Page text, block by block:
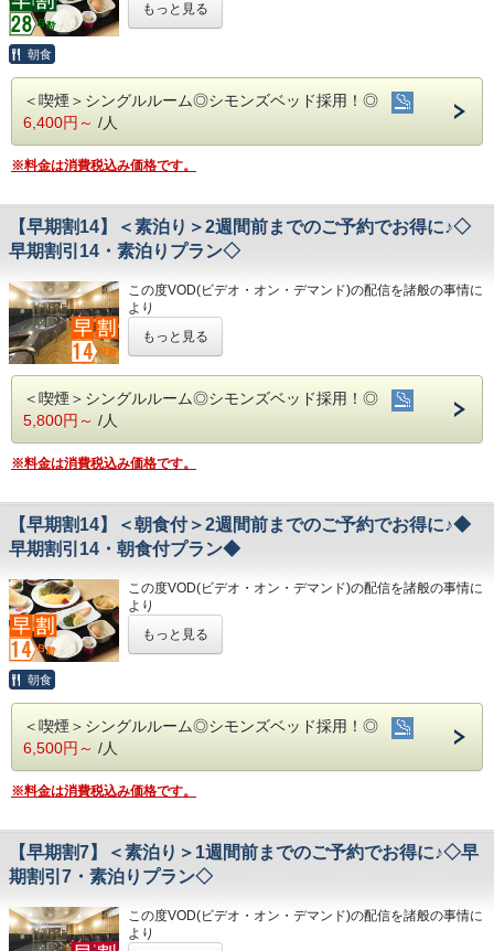
◇周辺観光◇
・繁華街…徒歩約15分/はりまや橋…徒歩約10分
・お遍路(四国八十八ヶ所)
第33番札所 雪蹊寺…車で約20分
◇駐車場◇
・大型トラックやバスも駐車可能な専用平置き駐車場台37
※大型車をご利用の場合は必ずご連絡ください
※駐車場は先着順になります
※満車の場合はホテル近くのコインパーキングをご案内いた
◇その他サービス◇
・コインランドリー、乾燥機設置
・VOD(ビデオオンデマンド)設置(500円/泊)
・各種無料貸出グッズ
・レンタルサイクル
◇アクセス◇
・高知IC…車で約10分
・高知龍馬空港…車で約25分
◇周辺観光◇
・高知城、高知城歴史博物館、ひろめ市場、日曜市…徒歩約
・繁華街…徒歩約15分/はりまや橋…徒歩約10分
・お遍路(四国八十八ヶ所)
第31番札所 竹林寺…車で約20分
第33番札所 雪蹊寺…車で約20分
⑤ホテルに隣接した平置き駐車場!大型車やバスも駐車可能
旅の疲れを癒して下さい。男湯にはサウナも完備♪
営業時間
◇駐車場◇
・大型トラックやバスも駐車可能な専用平置き駐車場37台
完備。
(700円/泊 ※車輌の大きさによって料金が異なります)
※大型車をご利用の場合は必ずご連絡ください
※駐車場は先着順になります
※満車の場合はホテル近くのコインパーキングをご案内いた
◇その他サービス◇
・コインランドリー、乾燥機設置
・VOD(ビデオオンデマンド)設置(500円/泊)
・各種無料貸出グッズ
◇アクセス◇
・高知IC…車で約10分
・高知龍馬空港…車で約25分
◇周辺観光◇
・高知城、高知城歴史博物館、ひろめ市場、日曜市…徒歩約
・お遍路(四国八十八ヶ所)
第30番札所 善楽寺…車で約15分
りました。
今までご愛顧いただき、誠にありがとうございました。
★こちらは朝食付きのプランとなります★
★港屋自慢の朝定食を食べて朝から元気にご出発ください★
①心のこもったアットホームなお客さま対応
②JR高知駅から徒歩5分の好立地!
③良質の睡眠をご提供!シモンズ社製ベッドを全洋室に採用
④広々とした男女大浴場!深夜は1時まで朝は6時00分から入
男湯にはサウナも!
⑤ホテルに隣接した平置き駐車場!大型車やバスも駐車可能
港屋の朝食は日替わりメニュー！
どちらもバランスの良い定食スタイルの朝食です！
お米は高知のブランド米を使用しており、なんとお替り自由
◇お風呂◇
広々とした大浴場は一日の疲れが癒やされると好評です!
旅の疲れを癒して下さい。男湯にはサウナも完備♪
営業時間
・男女大浴場/15:00～25:00/6:00～9:00
・男性用サウナ/15:00～24:00
◇駐車場◇
(700円/泊 ※車輌の大きさによって料金が異なります)
※大型車をご利用の場合は必ずご連絡ください
※駐車場は先着順になります
します
・全館無料Wi-Fi対応
・コインランドリー、乾燥機設置
・VOD(ビデオオンデマンド)設置(500円/泊)
・各種無料貸出グッズ
・24時間フロント対応
もっと見る
朝食
＜喫煙＞シングルルーム◎シモンズベッド採用！◎
6,400円～ /人
※料金は消費税込み価格です。
【早期割14】＜素泊り＞2週間前までのご予約でお得に♪◇
早期割引14・素泊りプラン◇
この度VOD(ビデオ・オン・デマンド)の配信を諸般の事情に
より
りました。
今までご愛顧いただき、誠にありがとうございました。
何卒ご理解を賜りますようお願い申し上げます。
☆港屋自慢のサービス・ベッド・大浴場でおくつろぎくださ
い☆
★☆ひと目で分かる！ホテル港屋の５つの特徴☆★
①心のこもったアットホームなお客さま対応
③良質の睡眠をご提供!シモンズ社製ベッドを全洋室に採用
④広々とした男女大浴場!深夜は1時まで朝は6時00分から入
男湯にはサウナも!
こちらのプランには朝食は付いておりません。
広々とした大浴場は一日の疲れが癒やされると好評です!
旅の疲れを癒して下さい。男湯にはサウナも完備♪
・男性用サウナ/15:00～24:00
◇駐車場◇
・大型トラックやバスも駐車可能な専用平置き駐車場37台
完備。
(700円/泊 ※車輌の大きさによって料金が異なります)
もっと見る
＜喫煙＞シングルルーム◎シモンズベッド採用！◎
5,800円～ /人
※料金は消費税込み価格です。
【早期割14】＜朝食付＞2週間前までのご予約でお得に♪◆
早期割引14・朝食付プラン◆
この度VOD(ビデオ・オン・デマンド)の配信を諸般の事情に
より
りました。
今までご愛顧いただき、誠にありがとうございました。
★こちらは朝食付きのプランとなります★
★港屋自慢の朝定食を食べて朝から元気にご出発ください★
①心のこもったアットホームなお客さま対応
②JR高知駅から徒歩5分の好立地!
③良質の睡眠をご提供!シモンズ社製ベッドを全洋室に採用
④広々とした男女大浴場!深夜は1時まで朝は6時00分から入
男湯にはサウナも!
⑤ホテルに隣接した平置き駐車場!大型車やバスも駐車可能
もっと見る
朝食
＜喫煙＞シングルルーム◎シモンズベッド採用！◎
6,500円～ /人
※料金は消費税込み価格です。
【早期割7】＜素泊り＞1週間前までのご予約でお得に♪◇早
期割引7・素泊りプラン◇
この度VOD(ビデオ・オン・デマンド)の配信を諸般の事情に
より